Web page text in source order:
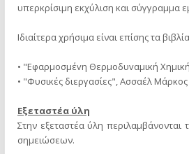
υπερκρίσιμη εκχύλιση και σύγγραμμα
Ιδιαίτερα χρήσιμα είναι επίσης τα
• "Εφαρμoσμέvη Θερμoδυvαμική
• "Φυσικές διεργασίες", Ασσαέλ
Εξεταστέα ύλη
Στην εξεταστέα ύλη
σημειώσεων.